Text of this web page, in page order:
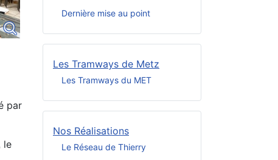
par
le
Dernière mise au point
Les Tramways de Metz
Les Tramways du MET
Nos Réalisations
Le Réseau de Thierry